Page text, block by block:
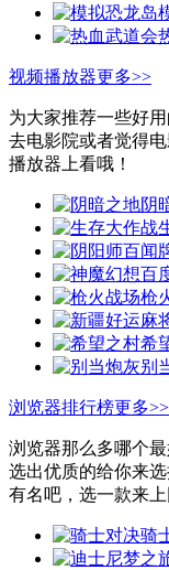
视频播放器更多>>
为大家推荐一些好
去电影院或者觉得
播放器上看哦！
阴
枪
希
别
浏览器排行榜更多>>
浏览器那么多哪个
选出优质的给你来
有名吧，选一款来
骑